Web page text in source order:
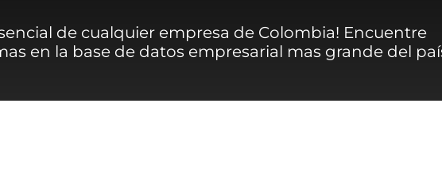
de cualquier empresa de Colombia! Encuentre
en la base de datos empresarial mas grande del